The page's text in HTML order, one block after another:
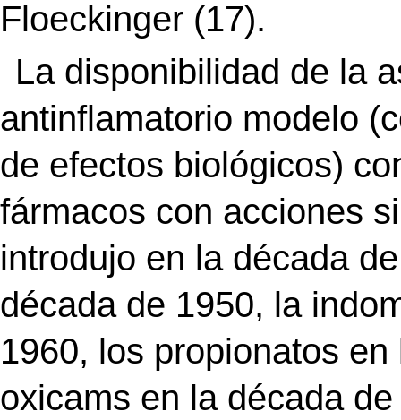
Floeckinger (17).
La disponibilidad de la
antinflamatorio modelo
de efectos biológicos)
fármacos con acciones
introdujo en la década
década de 1950, la
1960, los propionatos
oxicams en la década